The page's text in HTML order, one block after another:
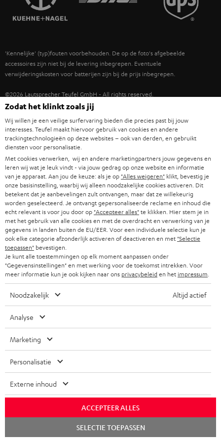
ULTIMA
FANSHOP
NIEUWKOMERS
TEUFEL STORY
DUURZAAMHEID
STUDENTENKORTING
KADOBON
TOEGANKELIJKHEID
POLEN
ITALIË
USA
ANDERE LANDEN
'Kennelijke' (typ)fouten voorbehouden. De op de foto's afgebeelde
accessoires zijn niet bij de levering inbegrepen. Eventuele
verwijderingskosten voor batterijen zijn bij de prijs inbegrepen.
©2026 Lautsprecher Teufel GmbH - All rights reserved.
Instellingen privacybeleid
EU Data Act hier de overeenkomst herroepen
Zodat het klinkt zoals jij
Wij willen je een veilige surfervaring bieden die precies past bij jouw
interesses. Teufel maakt hiervoor gebruik van cookies en andere
trackingtechnologieën op deze websites – ook van derden, en gebruikt
diensten voor personalisatie.
Met cookies verwerken, wij en andere marketingpartners jouw gegevens en
leren wij wat je leuk vindt - via jouw gedrag op onze website en informatie
van je apparaat. Aan jou de keuze: als je op "Alles weigeren" klikt, bevestig je
onze basisinstelling, waarbij wij alleen noodzakelijke cookies activeren. Dit
betekent dat je aanbevelingen zult ontvangen, maar dat ze willekeurig
worden geselecteerd. Je ontvangt gepersonaliseerde reclame en inhoud die
echt relevant is voor jou door op "Accepteer alles"te klikken. Hier stem je in
met het gebruik van alle cookies en met de overdracht en verwerking van je
gegevens in landen buiten de EU/EER. Voor een individuele selectie kun je
ook elke categorie afzonderlijk activeren of deactiveren en met "Selectie
toepassen" bevestigen.
Je kunt alle toestemmingen op elk moment aanpassen onder
"Gegevensinstellingen" en met werking voor de toekomst intrekken. Voor
meer informatie kun je ook kijken naar ons privacybeleiden het impressum
Noodzakelijk Altijd actief
Analyse
Marketing
Personalisatie
Externe inhoud
ACCEPTEER ALLES
SELECTIE TOEPASSEN